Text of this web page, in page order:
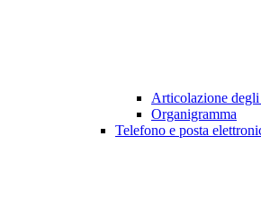
Articolazione
Organigramma
Telefono e posta